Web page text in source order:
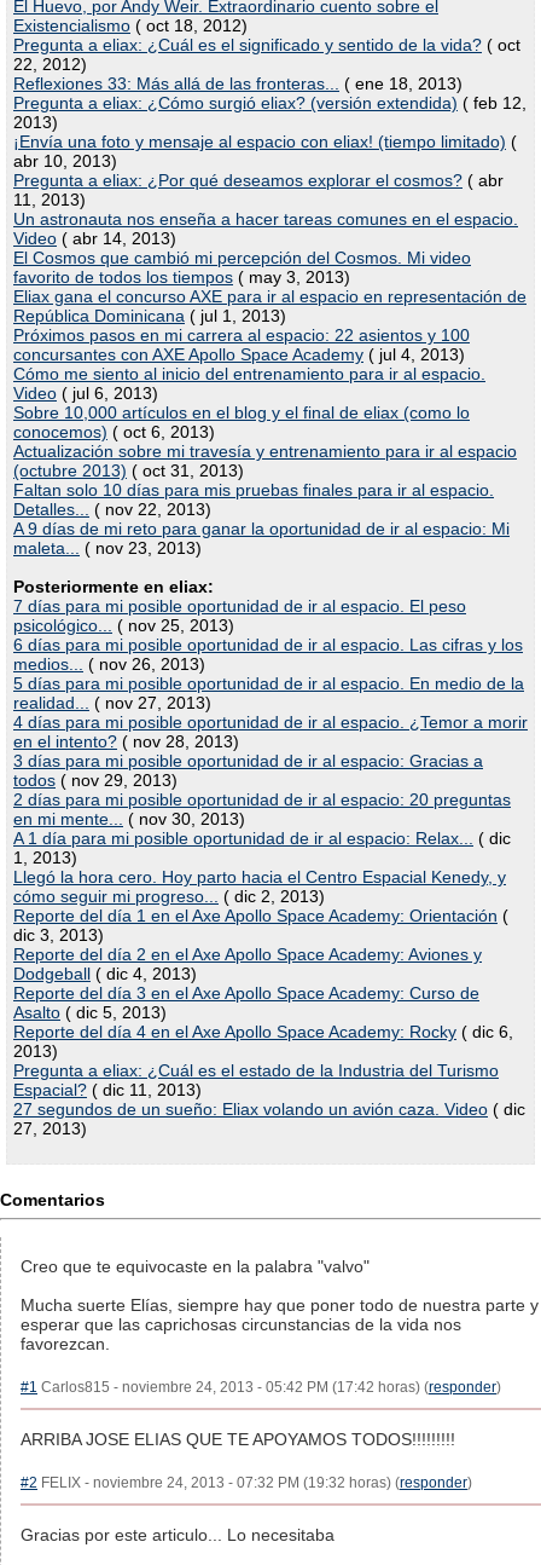
El Huevo, por Andy Weir. Extraordinario cuento sobre el
Existencialismo ( oct 18, 2012)
Pregunta a eliax: ¿Cuál es el significado y sentido de la vida? ( oct
22, 2012)
Reflexiones 33: Más allá de las fronteras...
( ene 18, 2013)
Pregunta a eliax: ¿Cómo surgió eliax? (versión extendida) ( feb 12,
2013)
¡Envía una foto y mensaje al espacio con eliax! (tiempo limitado) (
abr 10, 2013)
Pregunta a eliax: ¿Por qué deseamos explorar el cosmos? ( abr
11, 2013)
Un astronauta nos enseña a hacer tareas comunes en el espacio.
Video ( abr 14, 2013)
El Cosmos que cambió mi percepción del Cosmos. Mi video
favorito de todos los tiempos ( may 3, 2013)
Eliax gana el concurso AXE para ir al espacio en representación de
República Dominicana ( jul 1, 2013)
Próximos pasos en mi carrera al espacio: 22 asientos y 100
concursantes con AXE Apollo Space Academy ( jul 4, 2013)
Cómo me siento al inicio del entrenamiento para ir al espacio.
Video ( jul 6, 2013)
Sobre 10,000 artículos en el blog y el final de eliax (como lo
conocemos) ( oct 6, 2013)
Actualización sobre mi travesía y entrenamiento para ir al espacio
(octubre 2013) ( oct 31, 2013)
Faltan solo 10 días para mis pruebas finales para ir al espacio.
Detalles...
( nov 22, 2013)
A 9 días de mi reto para ganar la oportunidad de ir al espacio: Mi
maleta...
( nov 23, 2013)
Posteriormente en eliax:
7 días para mi posible oportunidad de ir al espacio. El peso
psicológico...
( nov 25, 2013)
6 días para mi posible oportunidad de ir al espacio. Las cifras y los
medios...
( nov 26, 2013)
5 días para mi posible oportunidad de ir al espacio. En medio de la
realidad...
( nov 27, 2013)
4 días para mi posible oportunidad de ir al espacio. ¿Temor a morir
en el intento? ( nov 28, 2013)
3 días para mi posible oportunidad de ir al espacio: Gracias a
todos ( nov 29, 2013)
2 días para mi posible oportunidad de ir al espacio: 20 preguntas
en mi mente...
( nov 30, 2013)
A 1 día para mi posible oportunidad de ir al espacio: Relax...
( dic
1, 2013)
Llegó la hora cero. Hoy parto hacia el Centro Espacial Kenedy, y
cómo seguir mi progreso...
( dic 2, 2013)
Reporte del día 1 en el Axe Apollo Space Academy: Orientación (
dic 3, 2013)
Reporte del día 2 en el Axe Apollo Space Academy: Aviones y
Dodgeball ( dic 4, 2013)
Reporte del día 3 en el Axe Apollo Space Academy: Curso de
Asalto ( dic 5, 2013)
Reporte del día 4 en el Axe Apollo Space Academy: Rocky ( dic 6,
2013)
Pregunta a eliax: ¿Cuál es el estado de la Industria del Turismo
Espacial? ( dic 11, 2013)
27 segundos de un sueño: Eliax volando un avión caza. Video ( dic
27, 2013)
Comentarios
Creo que te equivocaste en la palabra "valvo"
Mucha suerte Elías, siempre hay que poner todo de nuestra parte y
esperar que las caprichosas circunstancias de la vida nos
favorezcan.
#1 Carlos815 - noviembre 24, 2013 - 05:42 PM (17:42 horas) (responder)
ARRIBA JOSE ELIAS QUE TE APOYAMOS TODOS!!!!!!!!!
#2 FELIX - noviembre 24, 2013 - 07:32 PM (19:32 horas) (responder)
Gracias por este articulo... Lo necesitaba